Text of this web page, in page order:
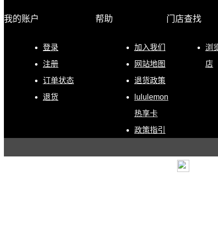
我的账户
登录
注册
订单状态
退货
帮助
加入我们
网站地图
退货政策
lululemon
热享卡
政策指引
门店查找
浏
店